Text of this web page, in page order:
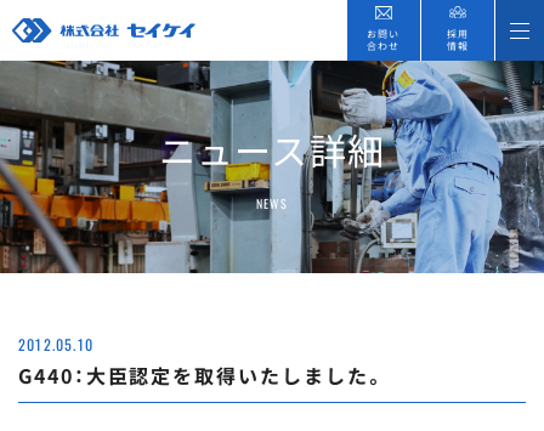
お問い
合わせ
採用
情報
ニュース詳細
NEWS
2012.05.10
G440：大臣認定を取得いたしました。